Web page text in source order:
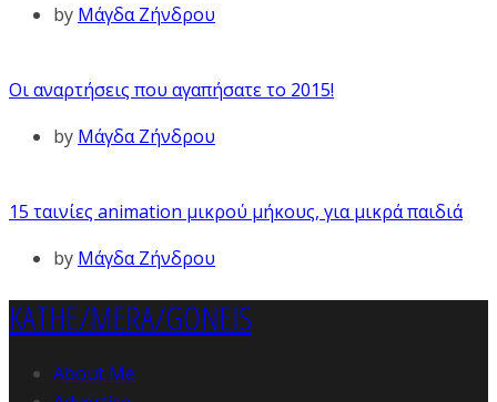
by Μάγδα Ζήνδρου
Οι αναρτήσεις που αγαπήσατε το 2015!
by Μάγδα Ζήνδρου
15 ταινίες animation μικρού μήκους, για μικρά παιδιά
by Μάγδα Ζήνδρου
KATHE/MERA/GONEIS
About Me